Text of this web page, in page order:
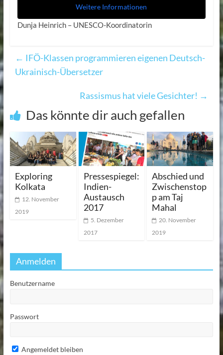
Weitere Informationen
Dunja Heinrich – UNESCO-Koordinatorin
← IFÖ-Klassen programmieren eigenen Deutsch-
Ukrainisch-Übersetzer
Rassismus hat viele Gesichter! →
Das könnte dir auch gefallen
Exploring
Kolkata
12. November
2019
Pressespiegel:
Indien-
Austausch
2017
5. Dezember
2017
Abschied und
Zwischenstop
p am Taj
Mahal
20. November
2019
Anmelden
Benutzername
Passwort
Angemeldet bleiben